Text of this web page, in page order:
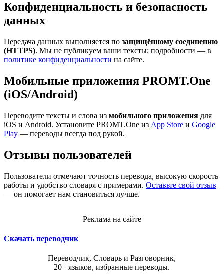
Конфиденциальность и безопасность
данных
Передача данных выполняется по защищённому соединению
(HTTPS). Мы не публикуем ваши тексты; подробности — в
политике конфиденциальности на сайте.
Мобильные приложения PROMT.One
(iOS/Android)
Переводите тексты и слова из мобильного приложения для
iOS и Android. Установите PROMT.One из App Store и Google
Play — переводы всегда под рукой.
Отзывы пользователей
Пользователи отмечают точность перевода, высокую скорость
работы и удобство словаря с примерами. Оставьте свой отзыв
— он помогает нам становиться лучше.
Реклама на сайте
Скачать переводчик
Переводчик, Словарь и Разговорник,
20+ языков, избранные переводы.